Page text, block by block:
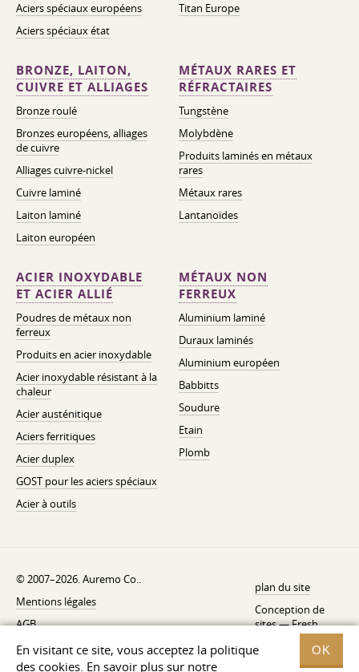
En visitant ce site, vous acceptez la politique
des cookies. En savoir plus sur notre
OK
Aciers spéciaux européens
Aciers spéciaux état
Titan Europe
BRONZE, LAITON,
CUIVRE ET ALLIAGES
Bronze roulé
Bronzes européens, alliages
de cuivre
Alliages cuivre-nickel
Cuivre laminé
Laiton laminé
Laiton européen
MÉTAUX RARES ET
RÉFRACTAIRES
Tungstène
Molybdène
Produits laminés en métaux
rares
Métaux rares
Lantanoïdes
ACIER INOXYDABLE
ET ACIER ALLIÉ
Poudres de métaux non
ferreux
Produits en acier inoxydable
Acier inoxydable résistant à la
chaleur
Acier austénitique
Aciers ferritiques
Acier duplex
GOST pour les aciers spéciaux
Acier à outils
MÉTAUX NON
FERREUX
Aluminium laminé
Duraux laminés
Aluminium européen
Babbitts
Soudure
Etain
Plomb
© 2007–2026. Auremo Co..
Mentions légales
AGB
Politique de rétractation
Politique de confidentialité
plan du site
Conception de
sites —Fresh